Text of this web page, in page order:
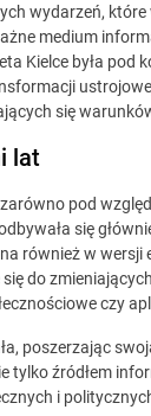
wydarzeń, które
medium
Kielce była pod
się
lat
pod
się
również w
do
czy
poszerzając
tylko źródłem
i